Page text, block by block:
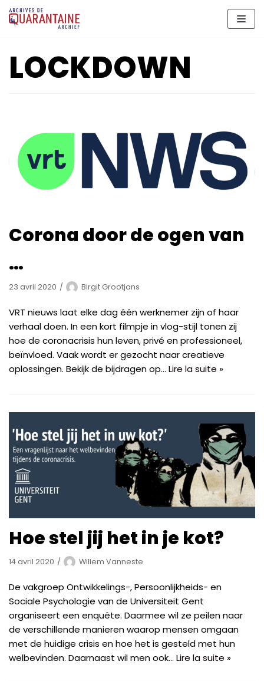
Aller
au
LOCKDOWN
Corona door de ogen van
…
23 avril 2020 Birgit Grootjans
VRT nieuws laat elke dag één werknemer zijn of haar
verhaal doen. In een kort filmpje in vlog-stijl tonen zij
hoe de coronacrisis hun leven, privé en professioneel,
beïnvloed. Vaak wordt er gezocht naar creatieve
oplossingen. Bekijk de bijdragen op… Lire la suite »
Hoe stel jij het in je kot?
14 avril 2020 Willem Vanneste
De vakgroep Ontwikkelings-, Persoonlijkheids- en
Sociale Psychologie van de Universiteit Gent
organiseert een enquête. Daarmee wil ze peilen naar
de verschillende manieren waarop mensen omgaan
met de huidige crisis en hoe het is gesteld met hun
welbevinden. Daarnaast wil men ook… Lire la suite »